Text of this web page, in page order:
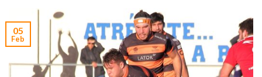
05
Feb